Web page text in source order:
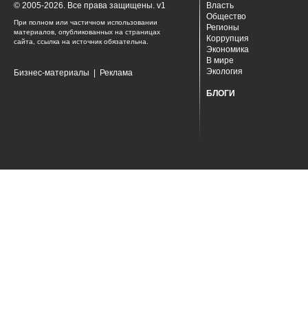
© 2005-2026. Все права защищены. v1
При полном или частичном использовании
материалов, опубликованных на страницах
сайта, ссылка на источник обязательна.
Бизнес-материалы Реклама
Власть
Общество
Регионы
Коррупция
Экономика
В мире
Экология
БЛОГИ